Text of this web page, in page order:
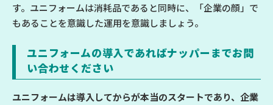
す。ユニフォームは消耗品であると同時に、「企業の顔」で
もあることを意識した運用を意識しましょう。
ユニフォームの導入であればナッパーまでお問
い合わせください
ユニフォームは導入してからが本当のスタートであり、企業